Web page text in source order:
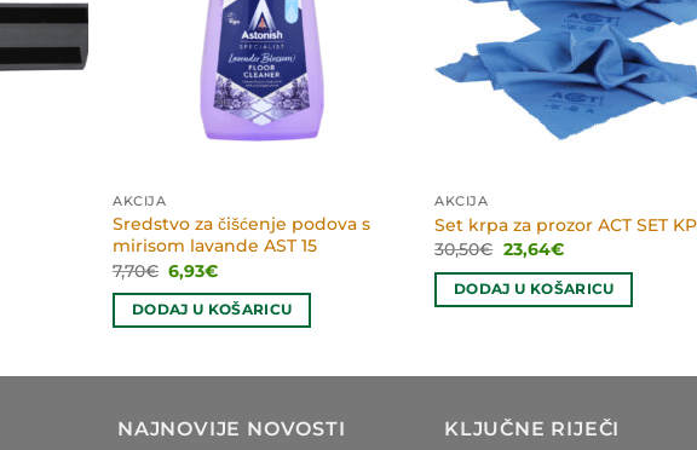
AKCIJA
Sredstvo za čišćenje podova s
mirisom lavande AST 15
7,70€ Izvorna
cijena
bila
je:
6,93€Trenutna
je:
6,93€.
DODAJ U KOŠARICU
AKCIJA
Set krpa za prozor ACT SET KP
30,50€ Izvorna
cijena
bila
je:
23,64€Trenutna
je:
23,64€.
DODAJ U KOŠARICU
NAJNOVIJE NOVOSTI KLJUČNE RIJEČI